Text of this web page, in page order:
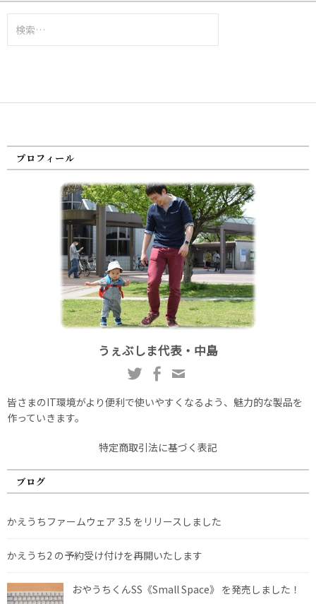
索:
プロフィール
うぇぶしま代表・中島
皆さまのIT環境がより便利で使いやすくなるよう、魅力的な製品を
作っていきます。
特定商取引法に基づく表記
ブログ
かえうちファームウェア 3.5 をリリースしました
かえうち2 の予約受け付けを再開いたします
おやうちくんSS《Small Space》 を発売しました！